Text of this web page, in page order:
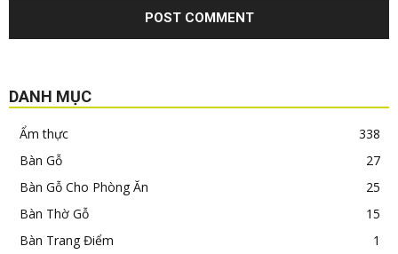
DANH MỤC
Ẩm thực
338
Bàn Gỗ
27
Bàn Gỗ Cho Phòng Ăn
25
Bàn Thờ Gỗ
15
Bàn Trang Điểm
1